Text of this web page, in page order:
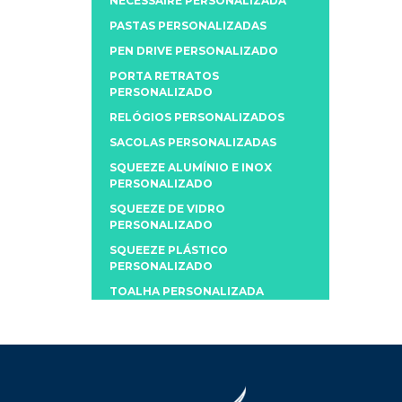
PASTAS PERSONALIZADAS
PEN DRIVE PERSONALIZADO
PORTA RETRATOS
PERSONALIZADO
RELÓGIOS PERSONALIZADOS
SACOLAS PERSONALIZADAS
SQUEEZE ALUMÍNIO E INOX
PERSONALIZADO
SQUEEZE DE VIDRO
PERSONALIZADO
SQUEEZE PLÁSTICO
PERSONALIZADO
TOALHA PERSONALIZADA